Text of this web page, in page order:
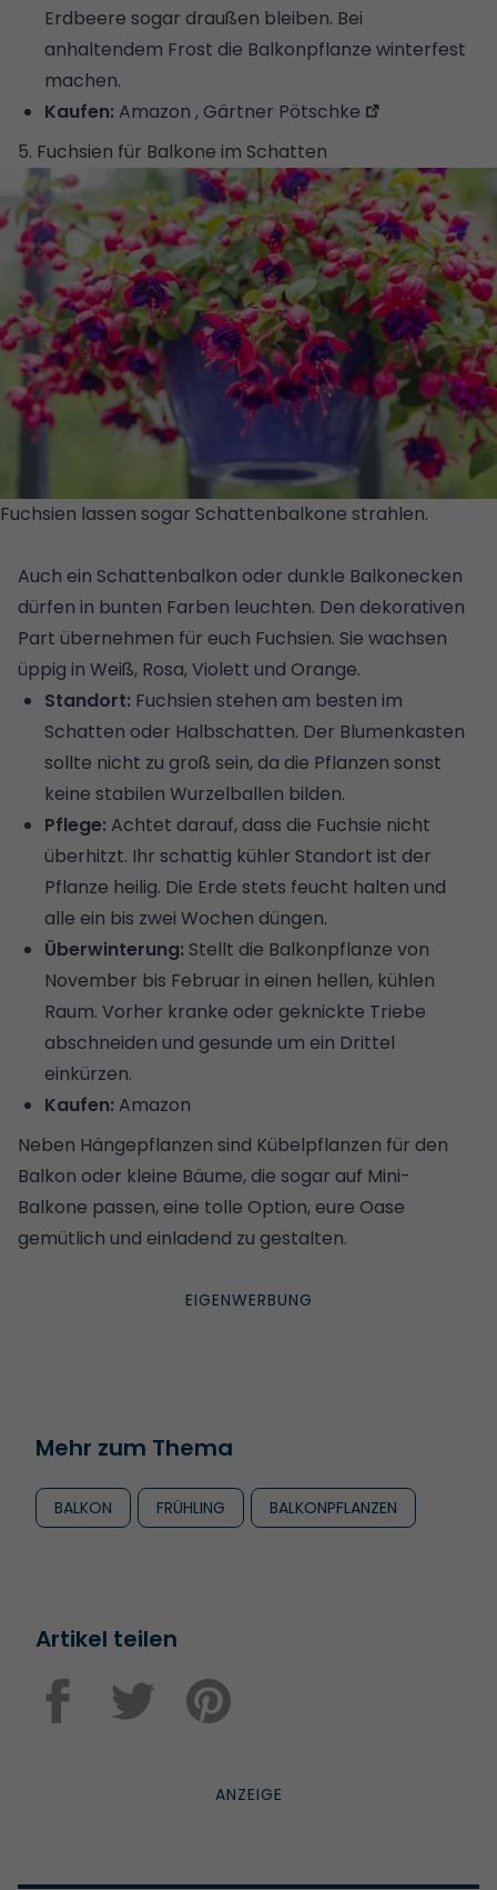
Erdbeere sogar draußen bleiben. Bei
anhaltendem Frost die Balkonpflanze winterfest
machen.
Kaufen: Amazon ,Gärtner Pötschke
5. Fuchsien für Balkone im Schatten
Fuchsien lassen sogar Schattenbalkone strahlen.
Auch ein Schattenbalkon oder dunkle Balkonecken
dürfen in bunten Farben leuchten. Den dekorativen
Part übernehmen für euch Fuchsien. Sie wachsen
üppig in Weiß, Rosa, Violett und Orange.
Standort: Fuchsien stehen am besten im
Schatten oder Halbschatten. Der Blumenkasten
sollte nicht zu groß sein, da die Pflanzen sonst
keine stabilen Wurzelballen bilden.
Pflege: Achtet darauf, dass die Fuchsie nicht
überhitzt. Ihr schattig kühler Standort ist der
Pflanze heilig. Die Erde stets feucht halten und
alle ein bis zwei Wochen düngen.
Überwinterung: Stellt die Balkonpflanze von
November bis Februar in einen hellen, kühlen
Raum. Vorher kranke oder geknickte Triebe
abschneiden und gesunde um ein Drittel
einkürzen.
Kaufen: Amazon
Neben Hängepflanzen sind Kübelpflanzen für den
Balkon oder kleine Bäume,die sogar auf Mini-
Balkone passen, eine tolle Option, eure Oase
gemütlich und einladend zu gestalten.
Mehr zum Thema
BALKON FRÜHLING BALKONPFLANZEN
Artikel teilen